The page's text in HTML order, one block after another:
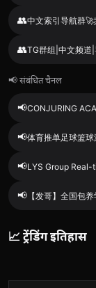
👥中文索引导航群
👥TG群组|中文频道
📢 संबंधित चैनल
📢CONJURING
📢体育推单足球篮
📢LYS Group
📢 【发哥】全国包
📈 ट्रेंडिंग इतिहास